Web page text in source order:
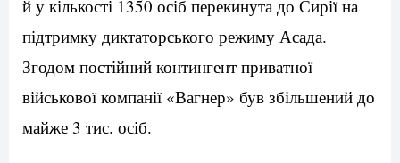
й у кількості 1350 осіб перекинута до Сирії на
підтримку диктаторського режиму Асада.
Згодом постійний контингент приватної
військової компанії «Вагнер» був збільшений до
майже 3 тис. осіб.